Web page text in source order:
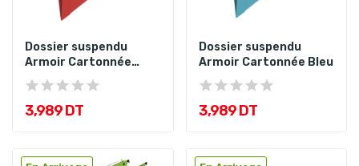
Dossier suspendu
Armoir Cartonnée
Rouge
3,989 DT
Dossier suspendu
Armoir Cartonnée Bleu
3,989 DT